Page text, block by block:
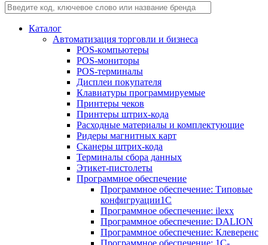
Каталог
Автоматизация торговли и бизнеса
POS-компьютеры
POS-мониторы
POS-терминалы
Дисплеи покупателя
Клавиатуры программируемые
Принтеры чеков
Принтеры штрих-кода
Расходные материалы и комплектующие
Ридеры магнитных карт
Сканеры штрих-кода
Терминалы сбора данных
Этикет-пистолеты
Программное обеспечение
Программное обеспечение: Типовые
конфигруации1С
Программное обеспечение: ilexx
Программное обеспечение: DALION
Программное обеспечение: Клеверенс
Программное обеспечение: 1С-